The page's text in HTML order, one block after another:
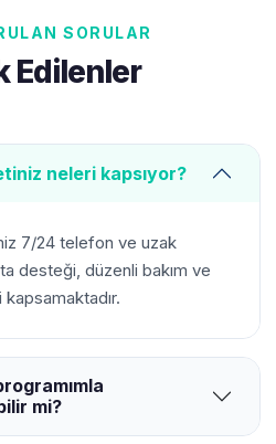
SORULAR
Edilenler
neleri kapsıyor?
7/24 telefon ve uzak
desteği, düzenli bakım ve
mi?